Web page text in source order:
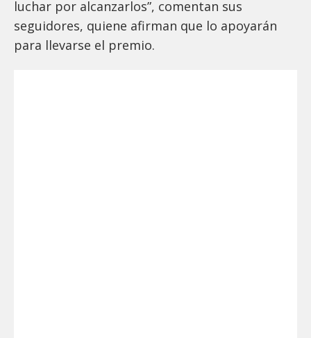
luchar por alcanzarlos”, comentan sus
seguidores, quiene afirman que lo apoyarán
para llevarse el premio.